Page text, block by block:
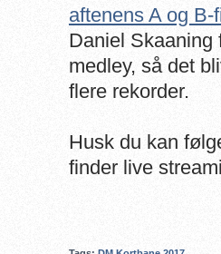
aftenens A og B-
Daniel Skaaning
medley, så det
flere rekorder.
Husk du kan
finder live